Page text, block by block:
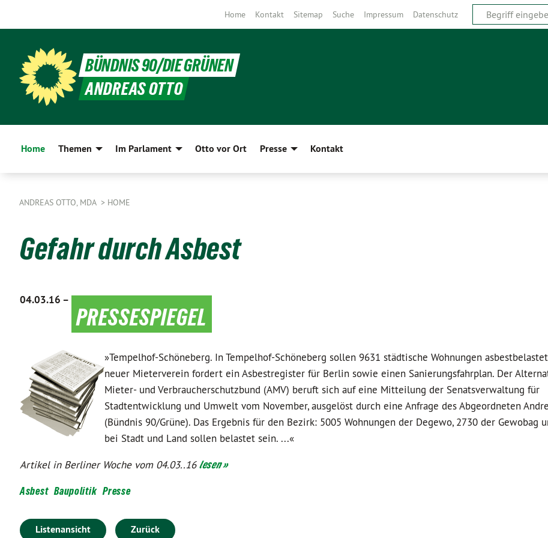
Home Kontakt Sitemap Suche Impressum Datenschutz
BÜNDNIS 90/DIE GRÜNEN
ANDREAS OTTO
Home Themen Im Parlament Otto vor Ort Presse Kontakt
ANDREAS OTTO, MDA HOME
Gefahr durch Asbest
04.03.16 – pressespiegel
»Tempelhof-Schöneberg. In Tempelhof-Schöneberg sollen 9631 städtische Wohnungen
neuer Mieterverein fordert ein Asbestregister für Berlin sowie einen Sanierungsfahrplan. Der
Mieter- und Verbraucherschutzbund (AMV) beruft sich auf eine Mitteilung der Senatsverwaltung für
Stadtentwicklung und Umwelt vom November, ausgelöst durch eine Anfrage des Abgeordneten
(Bündnis 90/Grüne). Das Ergebnis für den Bezirk: 5005 Wohnungen der Degewo, 2730 der Gewobag
bei Stadt und Land sollen belastet sein. ...«
Artikel in Berliner Woche vom 04.03..16lesen »
Asbest Baupolitik Presse
Listenansicht Zurück